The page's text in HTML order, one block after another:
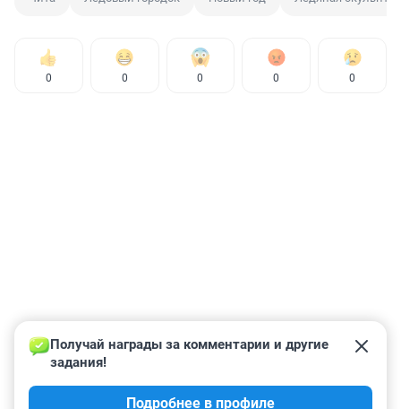
0 0 0 0 0
Получай награды за комментарии и другие
задания!
Подробнее в профиле